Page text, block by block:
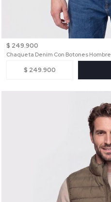
$ 249.900
Chaqueta Denim Con Botones Hombre
$ 249.900